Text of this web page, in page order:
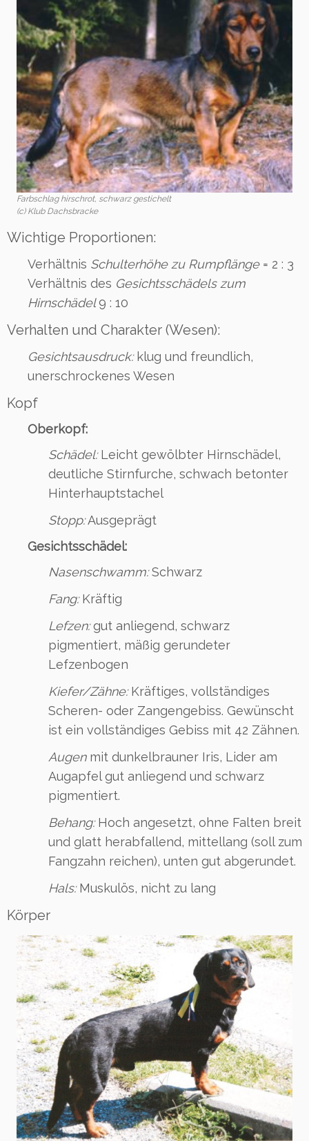
Farbschlag hirschrot, schwarz gestichelt
(c) Klub Dachsbracke
Wichtige Proportionen:
Verhältnis Schulterhöhe zu Rumpflänge= 2 : 3
Verhältnis des Gesichtsschädels zum
Hirnschädel9 : 10
Verhalten und Charakter (Wesen):
Gesichtsausdruck:klug und freundlich,
unerschrockenes Wesen
Kopf
Oberkopf:
Schädel:Leicht gewölbter Hirnschädel,
deutliche Stirnfurche, schwach betonter
Hinterhauptstachel
Stopp:Ausgeprägt
Gesichtsschädel:
Nasenschwamm:Schwarz
Fang:Kräftig
Lefzen:gut anliegend, schwarz
pigmentiert, mäßig gerundeter
Lefzenbogen
Kiefer/Zähne:Kräftiges, vollständiges
Scheren- oder Zangengebiss. Gewünscht
ist ein vollständiges Gebiss mit 42 Zähnen.
Augenmit dunkelbrauner Iris, Lider am
Augapfel gut anliegend und schwarz
pigmentiert.
Behang:Hoch angesetzt, ohne Falten breit
und glatt herabfallend, mittellang (soll zum
Fangzahn reichen), unten gut abgerundet.
Hals:Muskulös, nicht zu lang
Körper